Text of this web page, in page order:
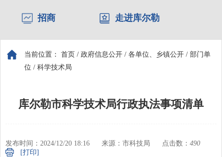
招商 走进库尔勒
当前位置： 首页 / 政府信息公开 / 各单位、乡镇公开 / 部门单
位 / 科学技术局
库尔勒市科学技术局行政执法事项清单
发布时间：2024/12/20 18:16 来源：市科技局 点击数： 490
[打印]